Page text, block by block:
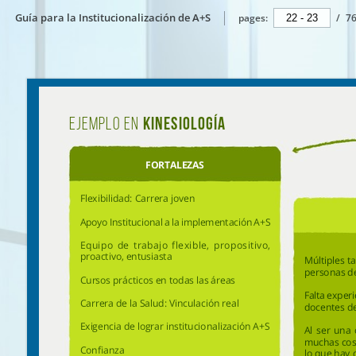
Guía para la Institucionalización de A+S pages: / 76